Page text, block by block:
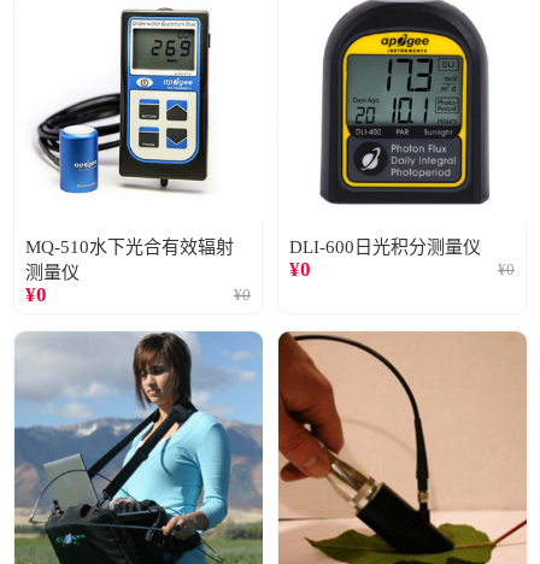
MQ-510水下光合有效辐射
测量仪
¥0 ¥0
DLI-600日光积分测量仪
¥0 ¥0